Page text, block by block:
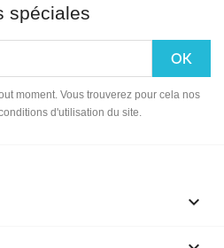
spéciales
moment. Vous trouverez pour cela nos
d'utilisation du site.
